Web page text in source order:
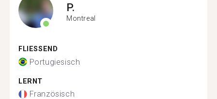
P.
Montreal
FLIESSEND
Portugiesisch
LERNT
Französisch